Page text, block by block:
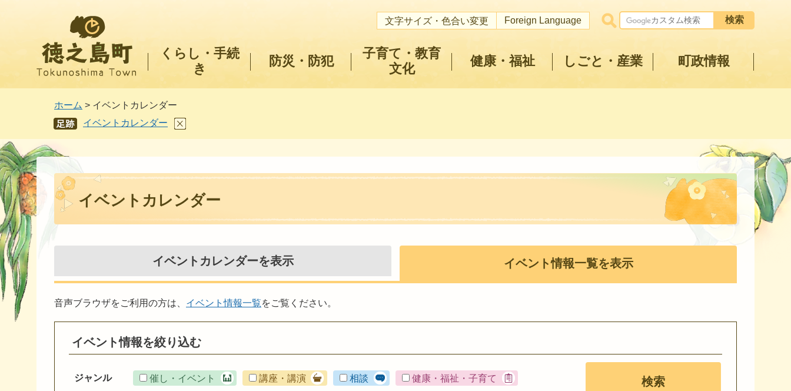
文字サイズ・色合い変更 Foreign Language
くらし・手続
き
防災・防犯
子育て・教育
文化
健康・福祉 しごと・産業 町政情報
ホーム > イベントカレンダー
あし
あと
イベントカレンダー
イベントカレンダー
イベントカレンダーを表示 イベント情報一覧を表示
音声ブラウザをご利用の方は、 イベント情報一覧をご覧ください。
イベント情報を絞り込む
ジャンル 催し・イベント 講座・講演 相談 健康・福祉・子育て